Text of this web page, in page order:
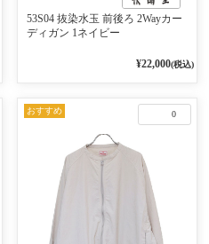
53S04 抜染水玉 前後ろ 2Wayカー
ディガン 1ネイビー
¥22,000(税込)
0
おすすめ